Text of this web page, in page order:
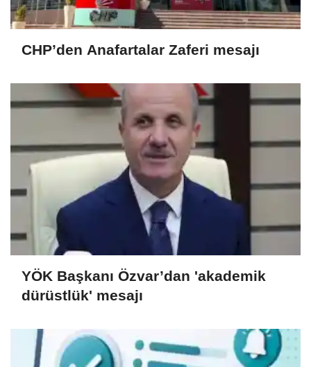
CHP’den Anafartalar Zaferi mesajı
YÖK Başkanı Özvar’dan 'akademik
dürüstlük' mesajı